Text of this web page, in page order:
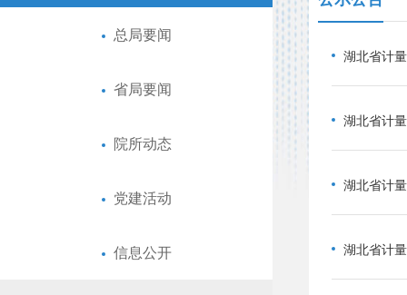
总局要闻
省局要闻
院所动态
党建活动
信息公开
湖北省计
湖北省计
湖北省计
湖北省计